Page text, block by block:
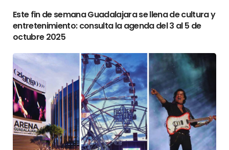
Este fin de semana Guadalajara se llena de cultura y
entretenimiento: consulta la agenda del 3 al 5 de
octubre 2025